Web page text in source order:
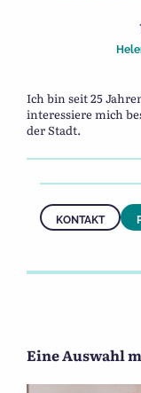
Ich bin seit 25
interessiere mich
der Stadt.
KONTAKT
Eine Auswahl